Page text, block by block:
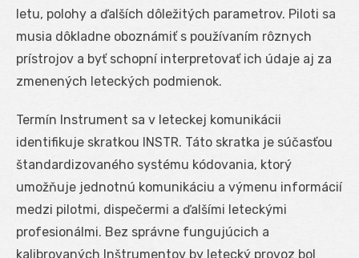
letu, polohy a ďalších dôležitých parametrov. Piloti sa
musia dôkladne oboznámiť s používaním rôznych
prístrojov a byť schopní interpretovať ich údaje aj za
zmenených leteckých podmienok.
Termín Instrument sa v leteckej komunikácii
identifikuje skratkou INSTR. Táto skratka je súčasťou
štandardizovaného systému kódovania, ktorý
umožňuje jednotnú komunikáciu a výmenu informácií
medzi pilotmi, dispečermi a ďalšími leteckými
profesionálmi. Bez správne fungujúcich a
kalibrovaných Inštrumentov by letecký provoz bol